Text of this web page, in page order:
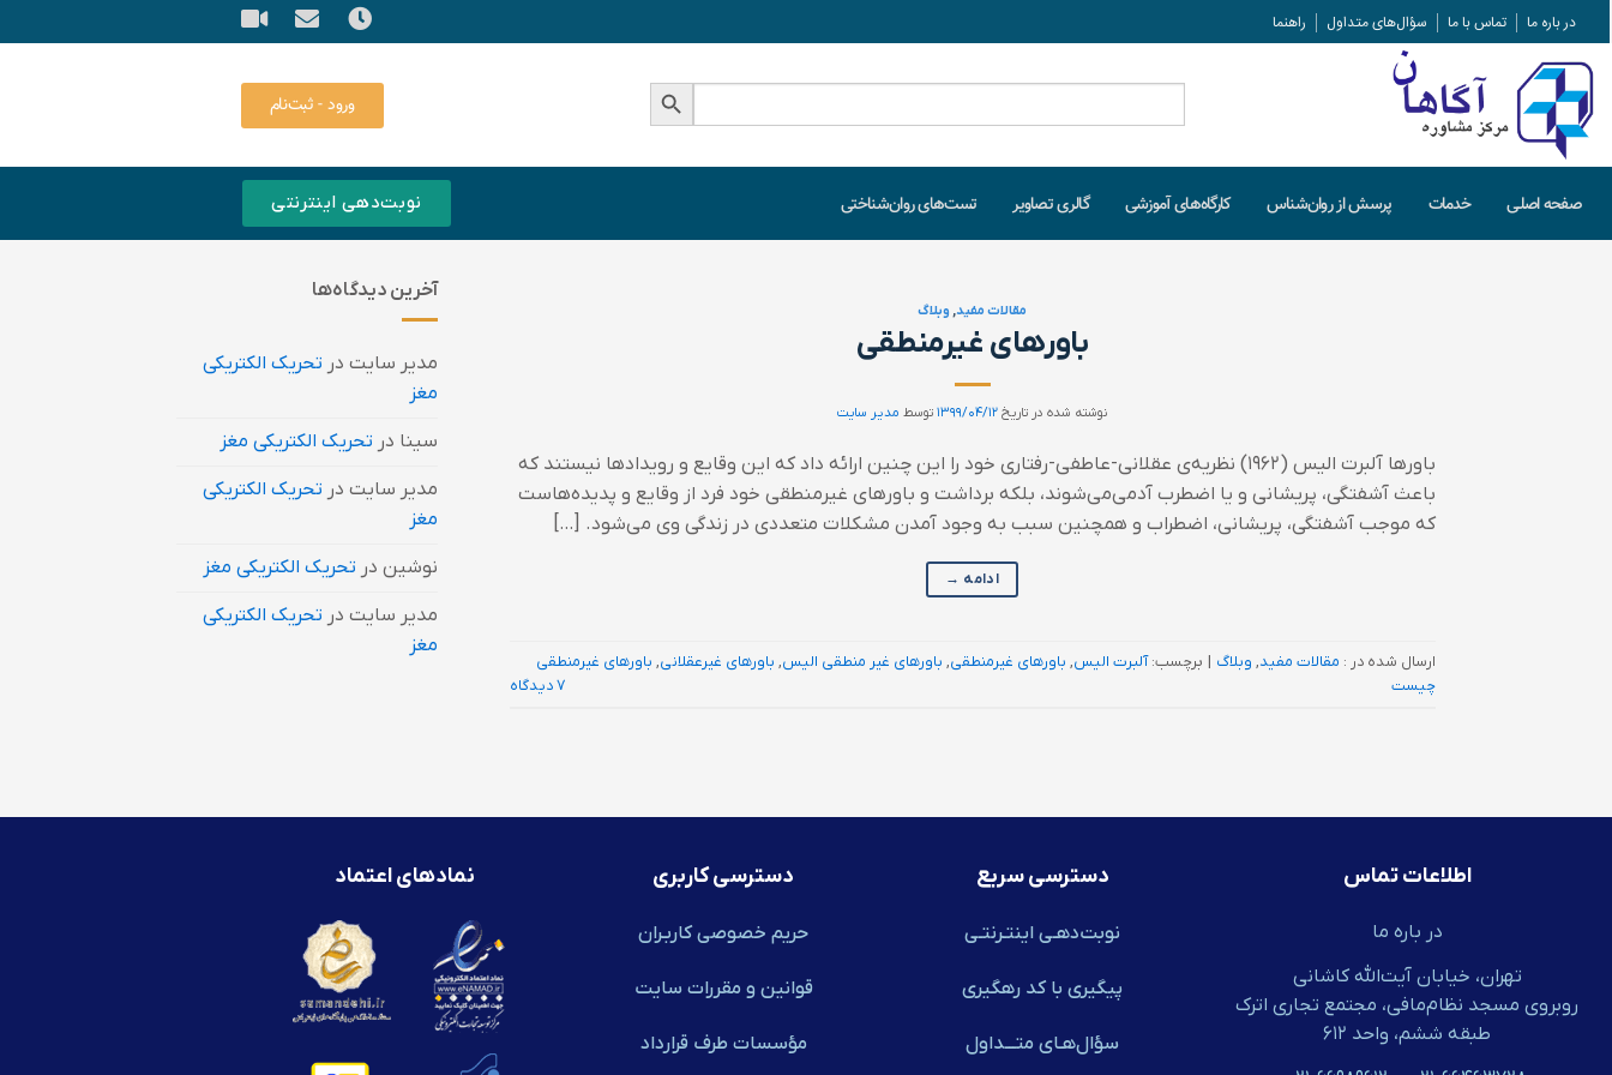
در باره ما تماس با ما سؤال‌های متداول راهنما
جستجو دکمه جستجو
ورود - ثبت‌نام
صفحه اصلـی خدمات پرسش از روان‌شناس کارگاه‌های آموزشی گالری تصاویر تست‌های روان‌شناختی نوبت‌دهی اینترنتی
مقالات مفید, وبلاگ
باورهای غیرمنطقی
نوشته شده در تاریخ ۱۳۹۹/۰۴/۱۲ توسط مدیر سایت
باورها آلبرت الیس (۱۹۶۲) نظریه‌ی عقلانی-عاطفی-رفتاری خود را این چنین ارائه داد که این وقایع و رویدادها نیستند که
باعث آشفتگی، پریشانی و یا اضطرب آدمی‌می‌شوند، بلکه برداشت و باورهای غیرمنطقی خود فرد از وقایع و پدیده‌هاست
که موجب آشفتگی، پریشانی، اضطراب و همچنین سبب به وجود آمدن مشکلات متعددی در زندگی وی می‌شود. […]
ادامه →
ارسال شده در : مقالات مفید, وبلاگ | برچسب:آلبرت الیس, باورهای غيرمنطقی, باورهای غیر منطقی الیس, باورهای غیرعقلانی, باورهای غیرمنطقی
چیست
7 دیدگاه
آخرین دیدگاه‌ها
مدیر سایت در تحریک الکتریکی
مغز
سینا در تحریک الکتریکی مغز
مدیر سایت در تحریک الکتریکی
مغز
نوشین در تحریک الکتریکی مغز
مدیر سایت در تحریک الکتریکی
مغز
اطلاعات تماس
در باره ما
تهران، خیابان آیت‌الله کاشانی
روبروی مسجد نظام‌مافی، مجتمع تجاری اترک
طبقه ششم، واحد ۶۱۲
دسترسی سریع
نوبت‌دهـی اینتـرنتـی
پیگیری با کد رهگیری
سؤال‌هـای متـــداول
دسترسی کاربری
حریم خصوصی کاربـران
قوانین و مقررات سایت
مؤسسات طرف قرارداد
نمادهای اعتماد